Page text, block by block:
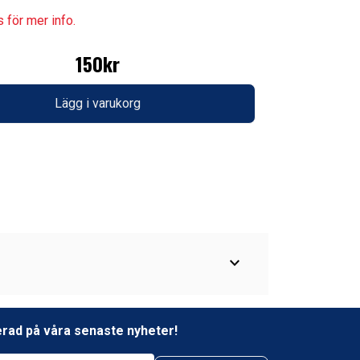
för mer info.
150kr
Lägg i varukorg
expand_more
på våra senaste nyheter!